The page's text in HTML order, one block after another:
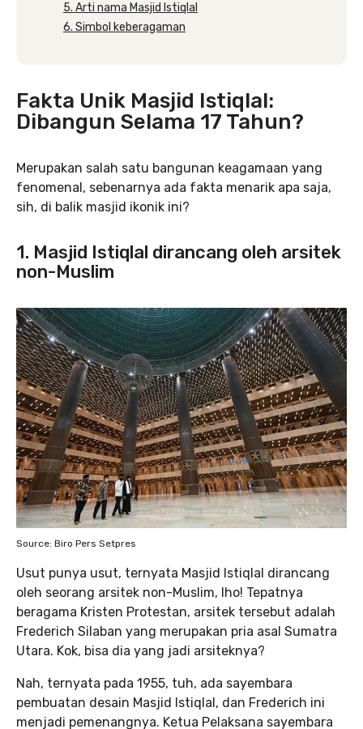
5. Arti nama Masjid Istiqlal
6. Simbol keberagaman
Fakta Unik Masjid Istiqlal:
Dibangun Selama 17 Tahun?
Merupakan salah satu bangunan keagamaan yang
fenomenal, sebenarnya ada fakta menarik apa saja,
sih, di balik masjid ikonik ini?
1. Masjid Istiqlal dirancang oleh arsitek
non-Muslim
Source: Biro Pers Setpres
Usut punya usut, ternyata Masjid Istiqlal dirancang
oleh seorang arsitek non-Muslim, lho! Tepatnya
beragama Kristen Protestan, arsitek tersebut adalah
Frederich Silaban yang merupakan pria asal Sumatra
Utara. Kok, bisa dia yang jadi arsiteknya?
Nah, ternyata pada 1955, tuh, ada sayembara
pembuatan desain Masjid Istiqlal, dan Frederich ini
menjadi pemenangnya. Ketua Pelaksana sayembara